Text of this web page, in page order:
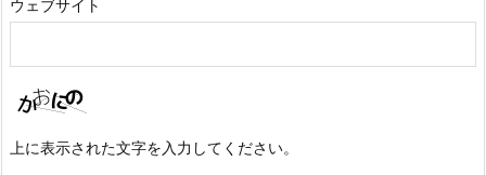
ウェブサイト
上に表示された文字を入力してください。